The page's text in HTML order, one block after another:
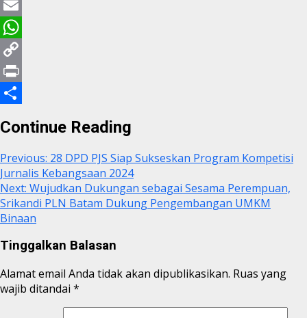
Twitter
Email
WhatsApp
Copy
Link
Print
Continue Reading
Previous: 28 DPD PJS Siap Sukseskan Program Kompetisi
Jurnalis Kebangsaan 2024
Next: Wujudkan Dukungan sebagai Sesama Perempuan,
Srikandi PLN Batam Dukung Pengembangan UMKM
Binaan
Tinggalkan Balasan
Alamat email Anda tidak akan dipublikasikan. Ruas yang
wajib ditandai *